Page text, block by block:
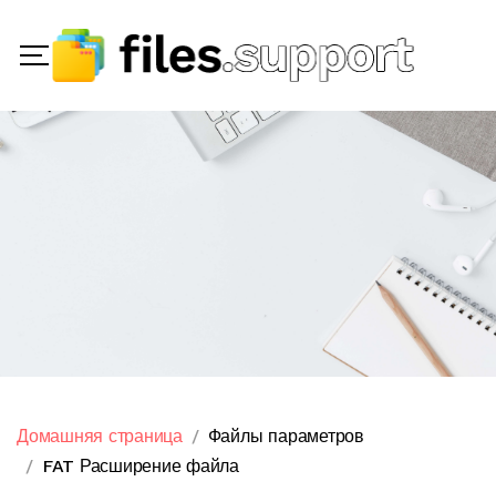
Домашняя страница
Файлы параметров
FAT Расширение файла